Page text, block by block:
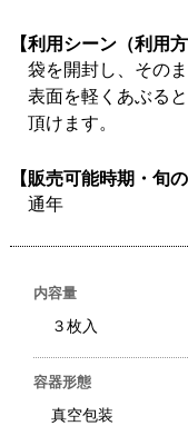
【利用シーン（利用
袋を開封し、その
表面を軽くあぶる
頂けます。
【販売可能時期・旬の
通年
内容量
３枚入
容器形態
真空包装